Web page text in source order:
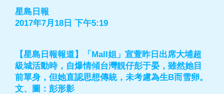
星島日報
2017年7月18日 下午5:19
【星島日報報道】「Mall姐」宣萱昨日出席大埔超
級城活動時，自爆情傾台灣靚仔彭于晏，雖然她目
前單身，但她直認思想傳統，未考慮為生B而雪卵。
文、圖：彭形影